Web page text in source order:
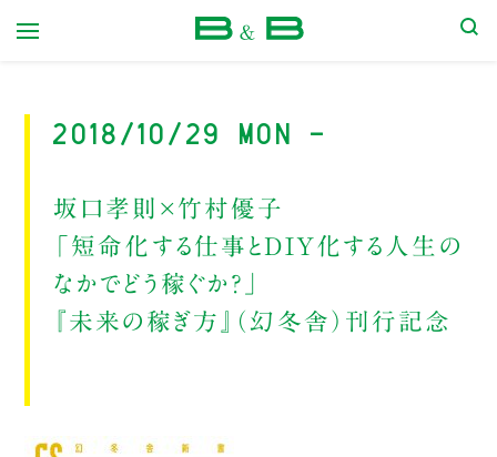
2018/10/29 Mon -
坂口孝則×竹村優子
「短命化する仕事とDIY化する人生の
なかでどう稼ぐか？」
『未来の稼ぎ方』（幻冬舎）刊行記念